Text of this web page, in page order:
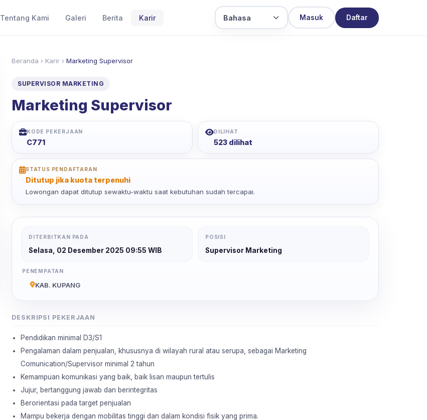
Tentang Kami Galeri Berita Karir Bahasa Masuk Daftar
Beranda › Karir › Marketing Supervisor
SUPERVISOR MARKETING
Marketing Supervisor
KODE PEKERJAAN
C771
DILIHAT
523 dilihat
STATUS PENDAFTARAN
Ditutup jika kuota terpenuhi
Lowongan dapat ditutup sewaktu-waktu saat kebutuhan sudah tercapai.
DITERBITKAN PADA
Selasa, 02 Desember 2025 09:55 WIB
POSISI
Supervisor Marketing
PENEMPATAN
KAB. KUPANG
DESKRIPSI PEKERJAAN
Pendidikan minimal D3/S1
Pengalaman dalam penjualan, khususnya di wilayah rural atau serupa, sebagai Marketing
Comunication/Supervisor minimal 2 tahun
Kemampuan komunikasi yang baik, baik lisan maupun tertulis
Jujur, bertanggung jawab dan berintegritas
Berorientasi pada target penjualan
Mampu bekerja dengan mobilitas tinggi dan dalam kondisi fisik yang prima.